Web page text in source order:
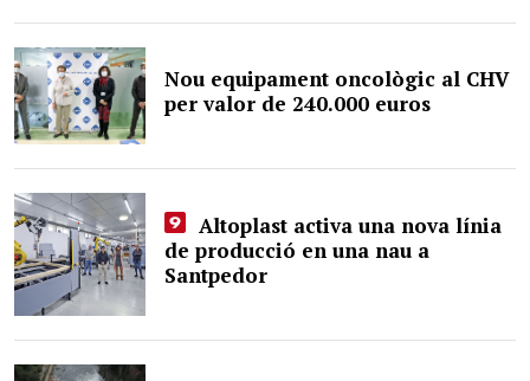
Nou equipament oncològic al CHV
per valor de 240.000 euros
Altoplast activa una nova línia
de producció en una nau a
Santpedor